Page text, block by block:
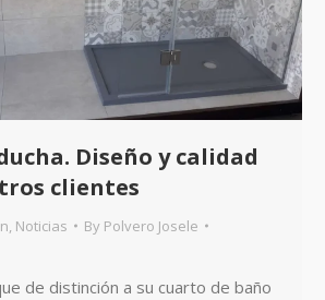
Diseño y calidad
clientes
, Noticias By Polvero Josele
de distinción a su cuarto de baño